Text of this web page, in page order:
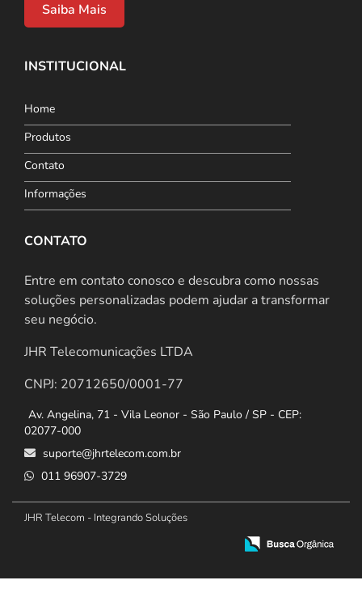
Saiba Mais
INSTITUCIONAL
Home
Produtos
Contato
Informações
CONTATO
Entre em contato conosco e descubra como nossas
soluções personalizadas podem ajudar a transformar
seu negócio.
JHR Telecomunicações LTDA
CNPJ: 20712650/0001-77
Av. Angelina, 71 - Vila Leonor - São Paulo / SP - CEP:
02077-000
suporte@jhrtelecom.com.br
011 96907-3729
JHR Telecom - Integrando Soluções